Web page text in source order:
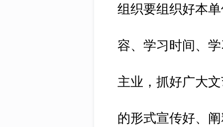
组织要组织好本
容、学习时间、
主业，抓好广大
的形式宣传好、